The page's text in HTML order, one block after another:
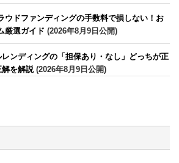
ウドファンディングの手数料で損しない！お
厳選ガイド (2026年8月9日公開)
レンディングの「担保あり・なし」どっちが正
を解説(2026年8月9日公開)